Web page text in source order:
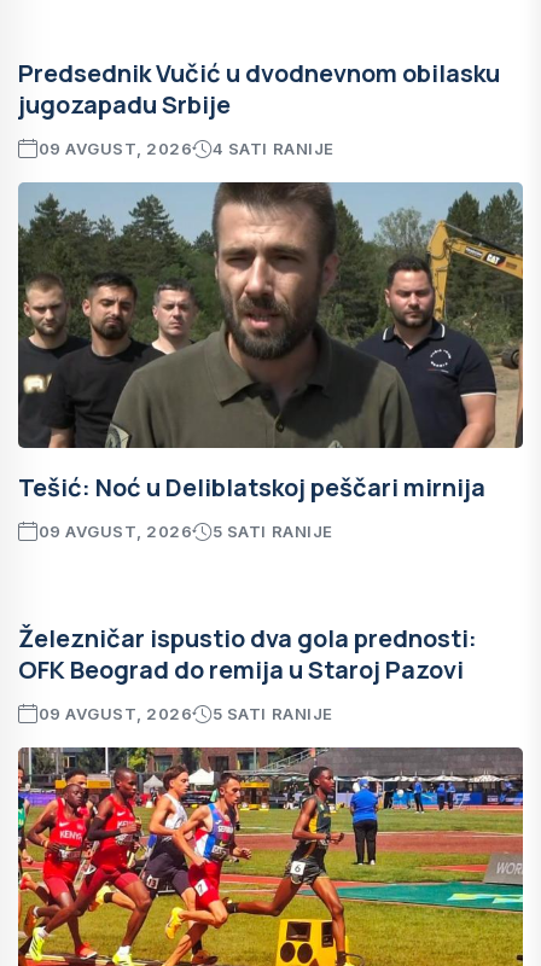
Predsednik Vučić u dvodnevnom obilasku
jugozapadu Srbije
09 AVGUST, 2026 4 SATI RANIJE
Tešić: Noć u Deliblatskoj peščari mirnija
09 AVGUST, 2026 5 SATI RANIJE
Železničar ispustio dva gola prednosti:
OFK Beograd do remija u Staroj Pazovi
09 AVGUST, 2026 5 SATI RANIJE